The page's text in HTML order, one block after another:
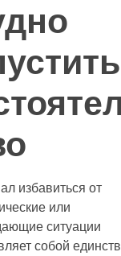
избавиться от
или
ситуации
собой